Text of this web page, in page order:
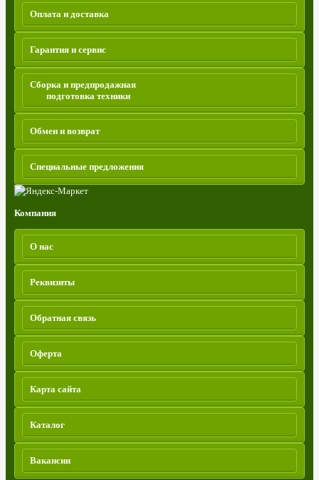
Оплата и доставка
Гарантия и сервис
Сборка и предпродажная
подготовка техники
Обмен и возврат
Специальные предложения
Компания
О нас
Реквизиты
Обратная связь
Оферта
Карта сайта
Каталог
Вакансии